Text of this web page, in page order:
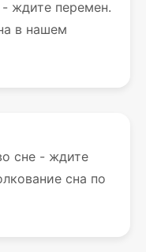
ждите перемен.
в нашем
сне - ждите
сна по